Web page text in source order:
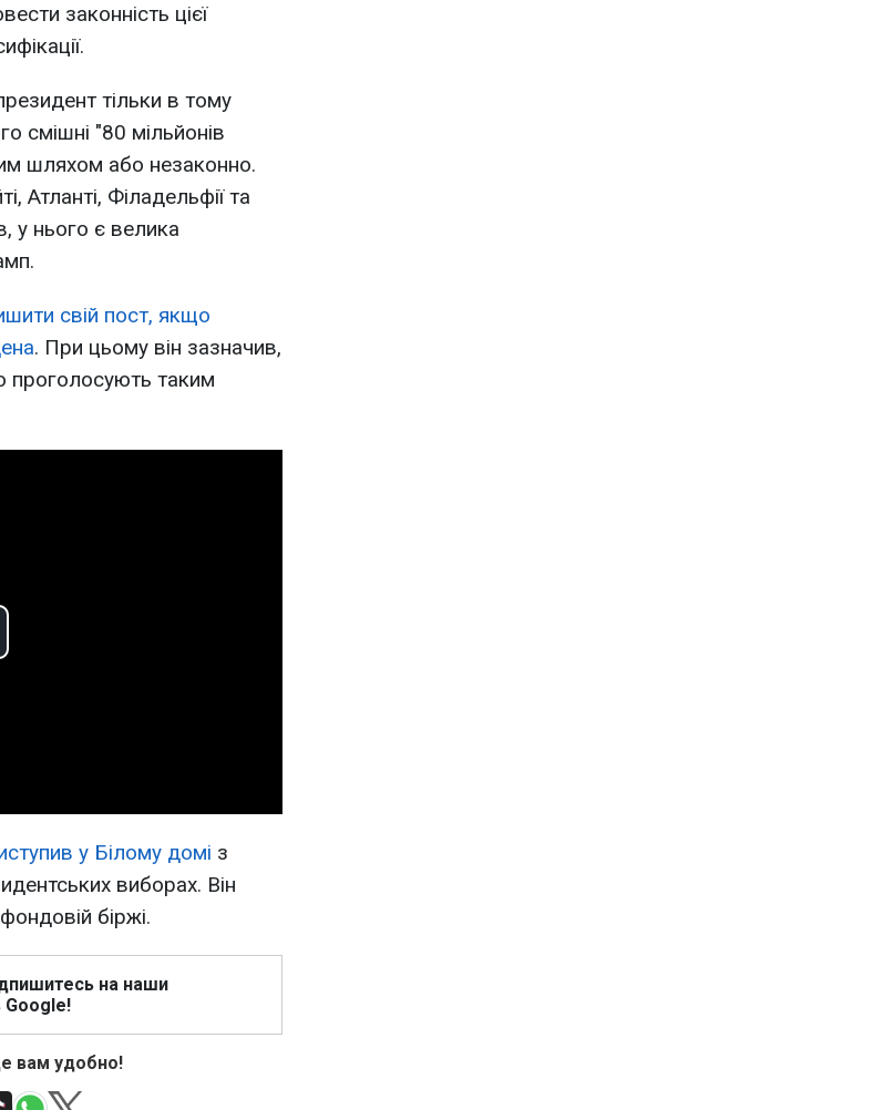
законність цієї
тільки в тому
смішні "80 мільйонів
шляхом або незаконно.
Атланті, Філадельфії та
у нього є велика
свій пост, якщо
. При цьому він зазначив,
проголосують таким
у Білому домі з
виборах. Він
біржі.
на наши
Google!
вам удобно!